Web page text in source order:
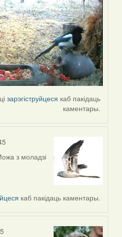
цізарэгіструйцеся каб пакідаць
каментары.
з моладзі
каб пакідаць каментары.